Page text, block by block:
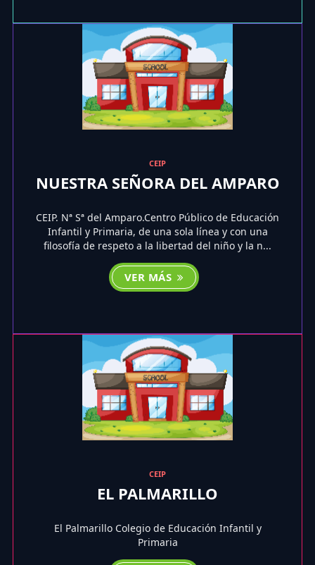
CEIP
NUESTRA SEÑORA DEL AMPARO
CEIP. Nª Sª del Amparo.Centro Público de Educación
Infantil y Primaria, de una sola línea y con una
filosofía de respeto a la libertad del niño y la n...
VER MÁS
CEIP
EL PALMARILLO
El Palmarillo Colegio de Educación Infantil y
Primaria